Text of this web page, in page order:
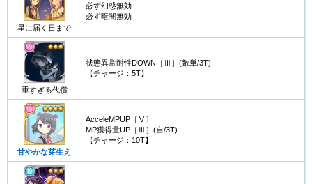
星に届く日まで
必ず幻惑無効
必ず暗闇無効
重すぎる代償
状態異常耐性DOWN［Ⅲ］(敵単/3T)
【チャージ：5T】
甘やかな芽生え
AcceleMPUP［Ⅴ］
MP獲得量UP［Ⅲ］(自/3T)
【チャージ：10T】